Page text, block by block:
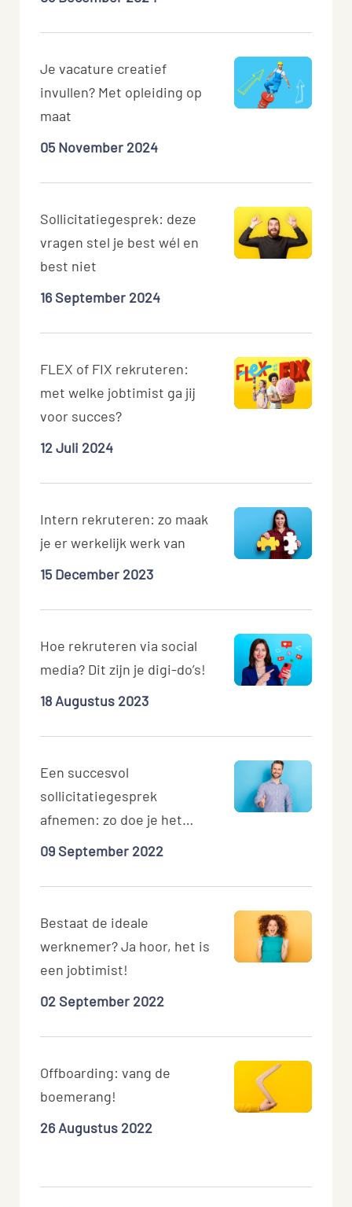
05 November 2024
Je vacature creatief
invullen? Met opleiding op
maat
16 September 2024
Sollicitatiegesprek: deze
vragen stel je best wél en
best niet
12 Juli 2024
FLEX of FIX rekruteren:
met welke jobtimist ga jij
voor succes?
15 December 2023
Intern rekruteren: zo maak
je er werkelijk werk van
18 Augustus 2023
Hoe rekruteren via social
media? Dit zijn je digi-do’s!
09 September 2022
Een succesvol
sollicitatiegesprek
afnemen: zo doe je het
(niet)!
02 September 2022
Bestaat de ideale
werknemer? Ja hoor, het is
een jobtimist!
26 Augustus 2022
Offboarding: vang de
boemerang!